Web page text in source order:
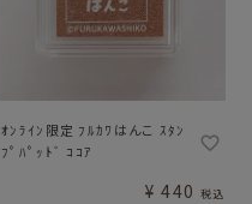
ｵﾝﾗｲﾝ限定 ﾌﾙｶﾜはんこ ｽﾀﾝ
ﾌﾟﾊﾟｯﾄﾞ ｺｺｱ
¥ 440 税込